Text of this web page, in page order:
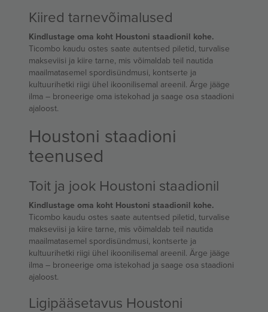
Kiired tarnevõimalused
Kindlustage oma koht Houstoni staadionil kohe.
Ticombo kaudu ostes saate autentsed piletid, turvalise
makseviisi ja kiire tarne, mis võimaldab teil nautida
maailmatasemel spordisündmusi, kontserte ja
kultuurihetki riigi ühel ikoonilisemal areenil. Ärge jääge
ilma – broneerige oma istekohad ja saage osa staadioni
ajaloost.
Houstoni staadioni
teenused
Toit ja jook Houstoni staadionil
Kindlustage oma koht Houstoni staadionil kohe.
Ticombo kaudu ostes saate autentsed piletid, turvalise
makseviisi ja kiire tarne, mis võimaldab teil nautida
maailmatasemel spordisündmusi, kontserte ja
kultuurihetki riigi ühel ikoonilisemal areenil. Ärge jääge
ilma – broneerige oma istekohad ja saage osa staadioni
ajaloost.
Ligipääsetavus Houstoni